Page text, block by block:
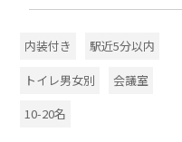
内装付き
駅近5分以内
トイレ男女別
会議室
10-20名